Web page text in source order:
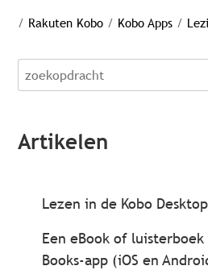
/ Rakuten Kobo / Kobo Apps /
zoekopdracht
Artikelen
Lezen in de Kobo
Een eBook of
Books-app (iOS en